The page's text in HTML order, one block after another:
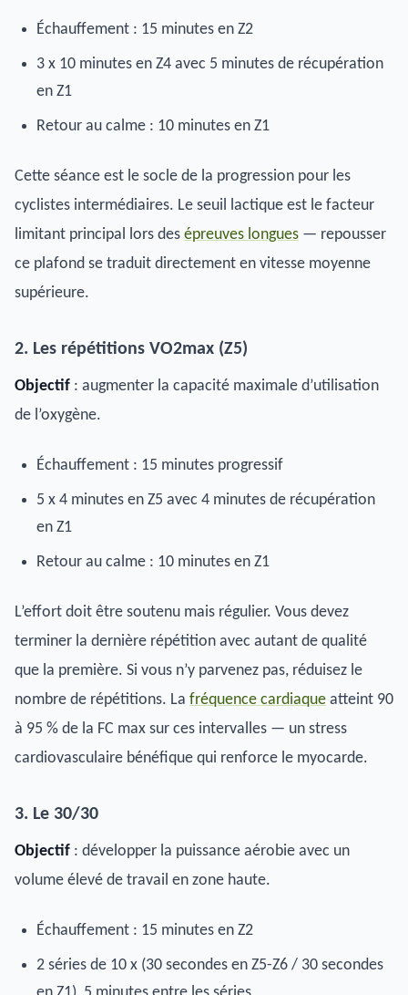
Échauffement : 15 minutes en Z2
3 x 10 minutes en Z4 avec 5 minutes de récupération
en Z1
Retour au calme : 10 minutes en Z1
Cette séance est le socle de la progression pour les
cyclistes intermédiaires. Le seuil lactique est le facteur
limitant principal lors des épreuves longues — repousser
ce plafond se traduit directement en vitesse moyenne
supérieure.
2. Les répétitions VO2max (Z5)
Objectif : augmenter la capacité maximale d’utilisation
de l’oxygène.
Échauffement : 15 minutes progressif
5 x 4 minutes en Z5 avec 4 minutes de récupération
en Z1
Retour au calme : 10 minutes en Z1
L’effort doit être soutenu mais régulier. Vous devez
terminer la dernière répétition avec autant de qualité
que la première. Si vous n’y parvenez pas, réduisez le
nombre de répétitions. La fréquence cardiaque atteint 90
à 95 % de la FC max sur ces intervalles — un stress
cardiovasculaire bénéfique qui renforce le myocarde.
3. Le 30/30
Objectif : développer la puissance aérobie avec un
volume élevé de travail en zone haute.
Échauffement : 15 minutes en Z2
2 séries de 10 x (30 secondes en Z5-Z6 / 30 secondes